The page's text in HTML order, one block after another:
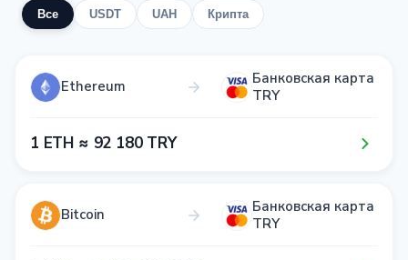
Все USDT UAH Крипта
Ethereum
Банковская карта
TRY
1​ ETH ≈ 9​2​ 1​8​0​ TRY
Bitcoin
Банковская карта
TRY